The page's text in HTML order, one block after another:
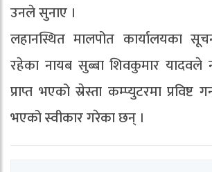
उनले सुनाए ।
लहानस्थित मालपोत कार्यालयका
रहेका नायब सुब्बा शिवकुमार यादवले
प्राप्त भएको स्रेस्ता कम्प्युटरमा प्रविष्ट
भएको स्वीकार गरेका छन् ।